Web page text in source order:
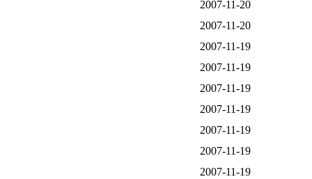
2007-11-20
2007-11-20
2007-11-19
2007-11-19
2007-11-19
2007-11-19
2007-11-19
2007-11-19
2007-11-19